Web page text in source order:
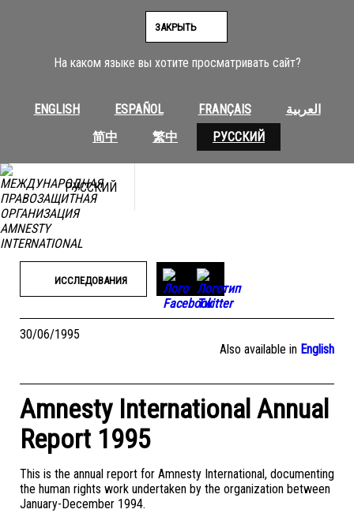
На каком языке вы хотите просматривать сайт?
ENGLISH ESPAÑOL FRANÇAIS
العربية
简中
繁中 РУССКИЙ
ЗАКРЫТЬ
РУССКИЙ
ИССЛЕДОВАНИЯ
30/06/1995
Also available in English
Amnesty International Annual
Report 1995
This is the annual report for Amnesty International, documenting
the human rights work undertaken by the organization between
January-December 1994.